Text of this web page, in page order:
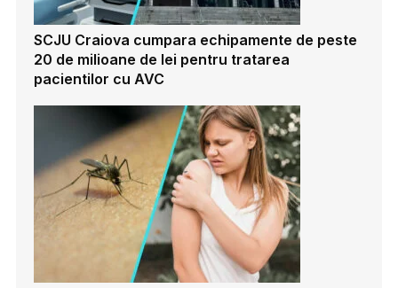
SCJU Craiova cumpara echipamente de peste
20 de milioane de lei pentru tratarea
pacientilor cu AVC